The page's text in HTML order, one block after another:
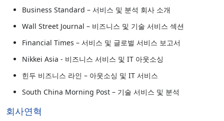
Business Standard – 서비스 및 분석 회사 소개
Wall Street Journal – 비즈니스 및 기술 서비스 섹션
Financial Times – 서비스 및 글로벌 서비스 보고서
Nikkei Asia - 비즈니스 서비스 및 IT 아웃소싱
힌두 비즈니스 라인 – 아웃소싱 및 IT 서비스
South China Morning Post – 기술 서비스 및 분석
회사연혁